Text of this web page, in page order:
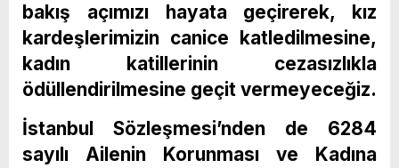
bakış açımızı hayata geçirerek, kız
kardeşlerimizin canice katledilmesine,
kadın katillerinin cezasızlıkla
ödüllendirilmesine geçit vermeyeceğiz.
İstanbul Sözleşmesi’nden de 6284
sayılı Ailenin Korunması ve Kadına